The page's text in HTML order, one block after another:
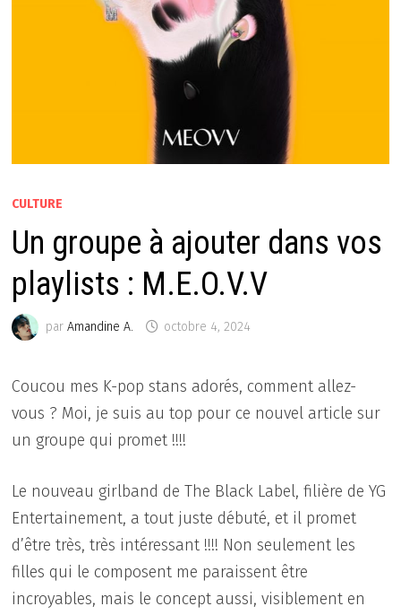
CULTURE
Un groupe à ajouter dans vos
playlists : M.E.O.V.V
parAmandine A. octobre 4, 2024
Coucou mes K-pop stans adorés, comment allez-
vous ? Moi, je suis au top pour ce nouvel article sur
un groupe qui promet !!!!
Le nouveau girlband de The Black Label, filière de YG
Entertainement, a tout juste débuté, et il promet
d’être très, très intéressant !!!! Non seulement les
filles qui le composent me paraissent être
incroyables, mais le concept aussi, visiblement en